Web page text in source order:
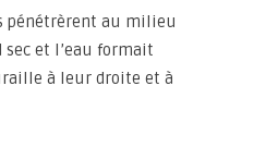
pénétrèrent au milieu
sec et l’eau formait
à leur droite et à